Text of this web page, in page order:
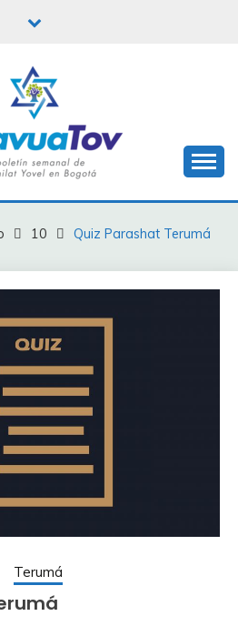
SHAVUA
10 Quiz Parashat Terumá
Terumá